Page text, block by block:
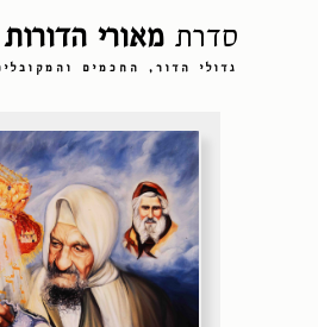
סדרתמאורי הדורות
גדולי הדור, החכמים